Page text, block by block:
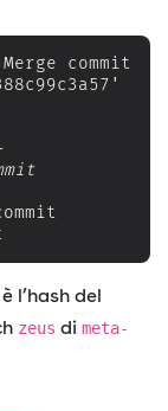
commit
l’hash del
zeus di meta-